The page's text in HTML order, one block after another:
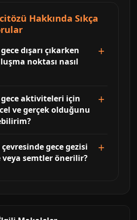
Hakkında Sıkça
dışarı çıkarken
noktası nasıl
aktiviteleri için
ve gerçek olduğunu
gece gezisi
semtler önerilir?